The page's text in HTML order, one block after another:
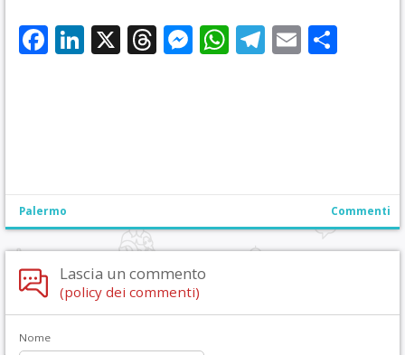
Facebook
LinkedIn
X Threads
Messenger
WhatsApp
Telegram
Email
Palermo Commenti
Lascia un commento
(policy dei commenti)
Nome